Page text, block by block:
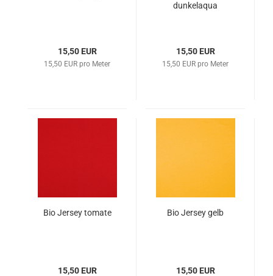
15,50 EUR
15,50 EUR pro Meter
dunkelaqua
15,50 EUR
15,50 EUR pro Meter
Bio Jersey tomate
15,50 EUR
Bio Jersey gelb
15,50 EUR